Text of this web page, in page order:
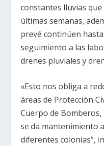
constantes lluvias
últimas semanas,
prevé continúen
seguimiento a las
drenes pluviales y
«Esto nos obliga a
áreas de Protección
Cuerpo de
se da mantenimiento
diferentes colonias”,